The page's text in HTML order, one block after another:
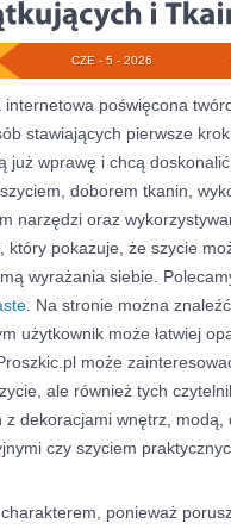
CZE - 5 - 2026
poświęcona
stawiających pierwsze
już wprawę i chcą
doborem tkanin,
narzędzi oraz
który pokazuje, że szycie
wyrażania siebie.
. Na stronie można
użytkownik może łatwiej
może
ale również tych
z dekoracjami wnętrz,
czy szyciem
ponieważ